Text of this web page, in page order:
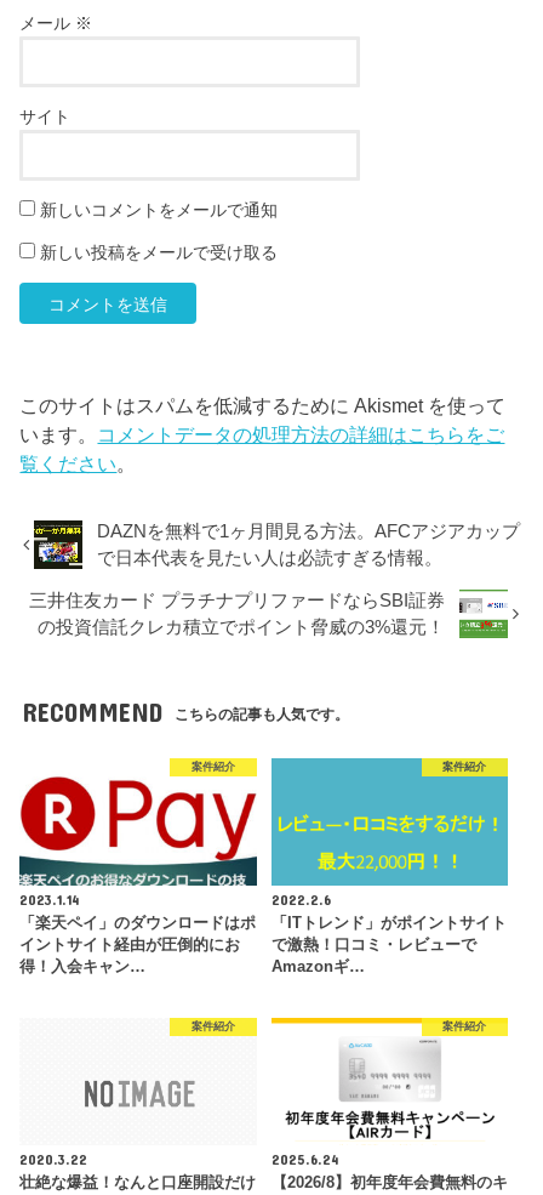
メール ※
サイト
新しいコメントをメールで通知
新しい投稿をメールで受け取る
このサイトはスパムを低減するために Akismet を使って
います。 コメントデータの処理方法の詳細はこちらをご
覧ください。
DAZNを無料で1ヶ月間見る方法。AFCアジアカップ
で日本代表を見たい人は必読すぎる情報。
三井住友カード プラチナプリファードならSBI証券
の投資信託クレカ積立でポイント脅威の3%還元！
RECOMMEND こちらの記事も人気です。
案件紹介
2023.1.14
「楽天ペイ」のダウンロードはポ
イントサイト経由が圧倒的にお
得！入会キャン…
案件紹介
2022.2.6
「ITトレンド」がポイントサイト
で激熱！口コミ・レビューで
Amazonギ…
案件紹介
2020.3.22
壮絶な爆益！なんと口座開設だけ
案件紹介
2025.6.24
【2026/8】初年度年会費無料のキ